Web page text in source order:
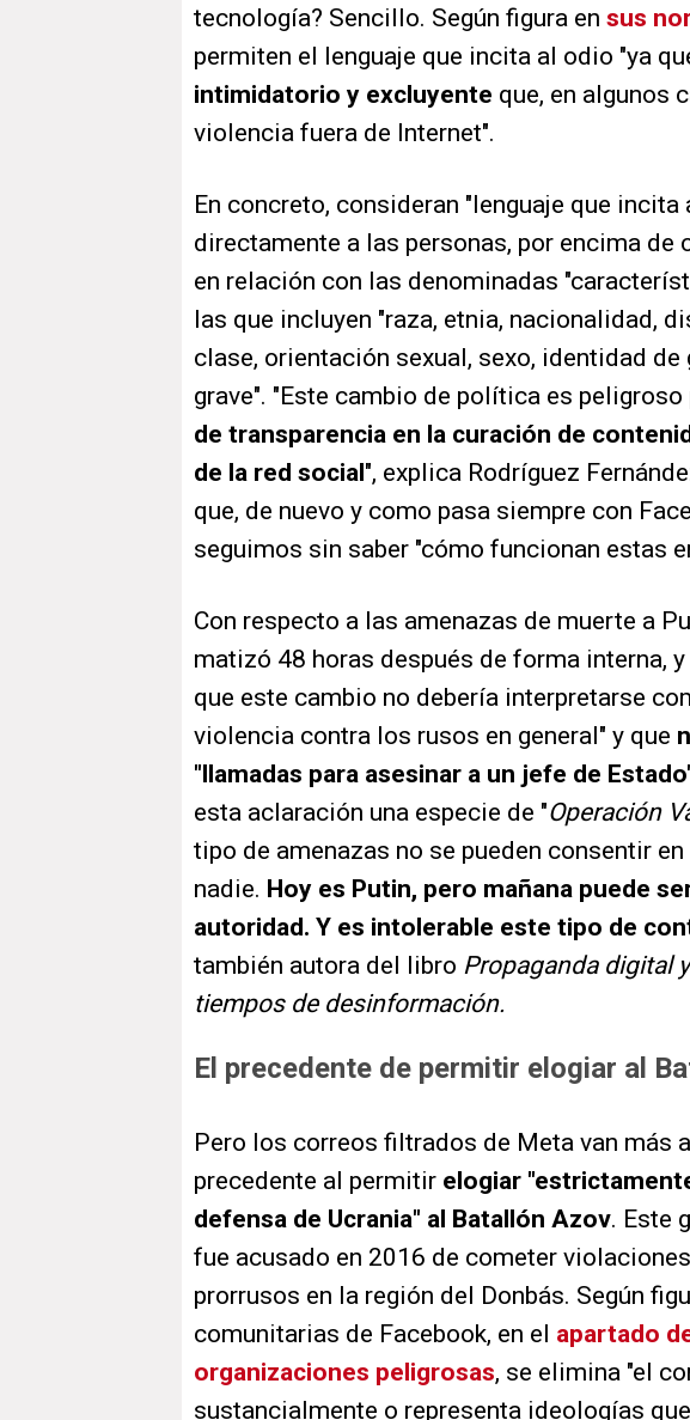
tecnología? Sencillo. Según figura en sus
permiten el lenguaje que incita al odio "ya
intimidatorio y excluyente que, en algunos
violencia fuera de Internet".
En concreto, consideran "lenguaje que incita
directamente a las personas, por encima
en relación con las denominadas
las que incluyen "raza, etnia, nacionalidad,
clase, orientación sexual, sexo, identidad de
grave". "Este cambio de política es peligroso
de transparencia en la curación de
de la red social ", explica Rodríguez
que, de nuevo y como pasa siempre con
seguimos sin saber "cómo funcionan estas
Con respecto a las amenazas de muerte a
matizó 48 horas después de forma interna,
que este cambio no debería interpretarse
violencia contra los rusos en general" y que
"llamadas para asesinar a un jefe de
esta aclaración una especie de "Operación
tipo de amenazas no se pueden consentir
nadie. Hoy es Putin, pero mañana puede
autoridad. Y es intolerable este tipo de
también autora del libro Propaganda digital
tiempos de desinformación.
El precedente de permitir elogiar al
Pero los correos filtrados de Meta van más
precedente al permitir elogiar
defensa de Ucrania" al Batallón Azov. Este
fue acusado en 2016 de cometer
prorrusos en la región del Donbás. Según
comunitarias de Facebook, en el apartado
organizaciones peligrosas, se elimina "el
sustancialmente o representa ideologías